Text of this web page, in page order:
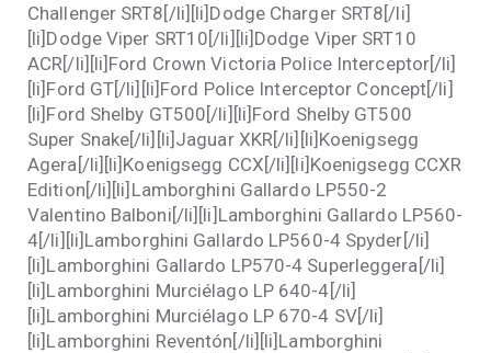
Challenger SRT8[/li][li]Dodge Charger SRT8[/li]
[li]Dodge Viper SRT10[/li][li]Dodge Viper SRT10
ACR[/li][li]Ford Crown Victoria Police Interceptor[/li]
[li]Ford GT[/li][li]Ford Police Interceptor Concept[/li]
[li]Ford Shelby GT500[/li][li]Ford Shelby GT500
Super Snake[/li][li]Jaguar XKR[/li][li]Koenigsegg
Agera[/li][li]Koenigsegg CCX[/li][li]Koenigsegg CCXR
Edition[/li][li]Lamborghini Gallardo LP550-2
Valentino Balboni[/li][li]Lamborghini Gallardo LP560-
4[/li][li]Lamborghini Gallardo LP560-4 Spyder[/li]
[li]Lamborghini Gallardo LP570-4 Superleggera[/li]
[li]Lamborghini Murciélago LP 640-4[/li]
[li]Lamborghini Murciélago LP 670-4 SV[/li]
[li]Lamborghini Reventón[/li][li]Lamborghini